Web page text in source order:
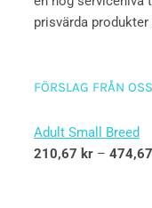
prisvärda
FÖRSLAG FRÅN OSS
Adult Small Breed
210,67 kr – 474,67